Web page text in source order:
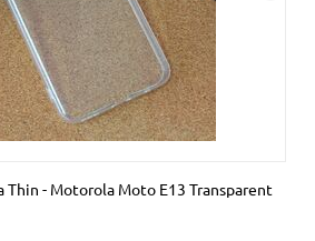
- Motorola Moto E13 Transparent